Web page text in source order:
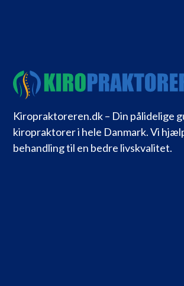
Kiropraktoreren.dk – Din pålidelige
kiropraktorer i hele Danmark. Vi
behandling til en bedre livskvalitet.